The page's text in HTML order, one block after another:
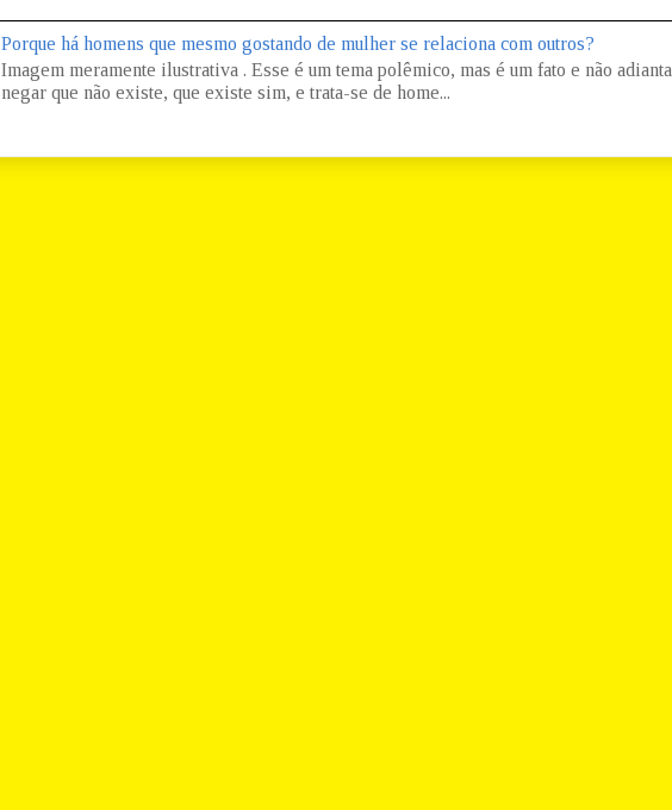
Porque há homens que mesmo gostando de mulher se relaciona com outros?
Imagem meramente ilustrativa . Esse é um tema polêmico, mas é um fato e não adianta
negar que não existe, que existe sim, e trata-se de home...